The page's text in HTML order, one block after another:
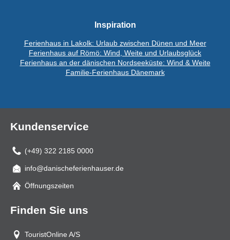
Inspiration
Ferienhaus in Lakolk: Urlaub zwischen Dünen und Meer
Ferienhaus auf Römö: Wind, Weite und Urlaubsglück
Ferienhaus an der dänischen Nordseeküste: Wind & Weite
Familie-Ferienhaus Dänemark
Kundenservice
(+49) 322 2185 0000
Mail
info@danischeferienhauser.de
Öffnungszeiten
Finden Sie uns
TouristOnline A/S